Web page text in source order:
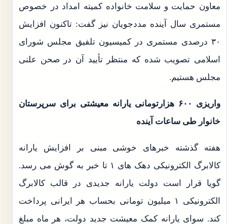
معاون حمایت و سلامت خانواده کمیته امداد در خصوص
مستمری سال آینده مددجویان نیز گفت: تاکنون افزایش
۳۰ درصدی مستمری در کمیسیون تلفیق مجلس شورای
اسلامی تصویب شده که منتظر تأیید آن در صحن علنی
مجلس هستیم.
واریزی ۶۰۰ هزارتومانی یارانه معیشتی برای سرپرستان
خانوار طی ساعات آینده
هفته گذشته خبرهای خوشی مبنی بر افزایش یارانه
کالابرگ الکترونیکی دهک های ۱ تا خبر به گوش می رسد.
گویا قرار است دولت یارانه جدیدی در قالب کالابرگ
الکترونیکی ۱ میلیون تومانی بحساب هر ایرانی پرداخت
کند. سوای یارانه کمک معیشت جدید دولت، هر ماه مبلغ